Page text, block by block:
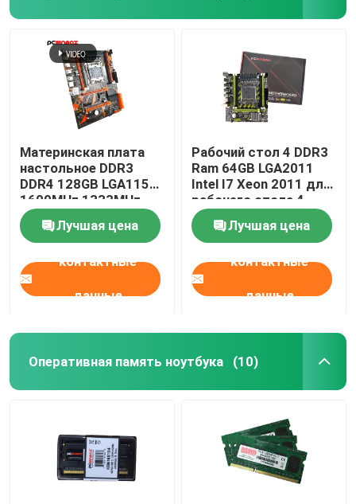
Графическая карта для майнинга
Игровая материнская плата
Оперативная память ноутбука
Материнская плата Intel для ПК
Видеокарта с несколькими дисплеями
Графическая карта MXM
материнская плата itx
Материнская плата
настольное DDR3
DDR4 128GB LGA1155
1600MHz 1333MHz
игры X99
Лучшая цена
контактные
данные
Рабочий стол 4 DDR3
Ram 64GB LGA2011
Intel I7 Xeon 2011 для
рабочего стола 4
материнской платы
Intel X79 Intel
Лучшая цена
контактные
данные
Оперативная память ноутбука (10)